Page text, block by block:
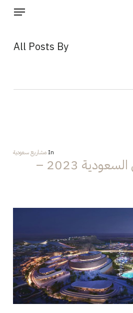
Menu
All Posts By
Inمشاريع سعودية
أهم المشاريع في السعودية 2023 –